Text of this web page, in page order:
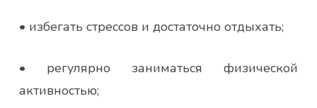
• избегать стрессов и достаточно отдыхать;
• регулярно заниматься физической
активностью;